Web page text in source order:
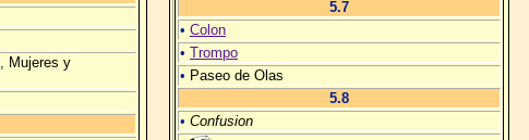
, Mujeres y
5.7
• Colon
• Trompo
• Paseo de Olas
5.8
• Confusion